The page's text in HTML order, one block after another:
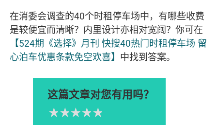
在消委会调查的40个时租停车场中，有哪些收费
是较便宜而清晰？内里设计亦相对宽阔？你可在
【524期《选择》月刊 快搜40热门时租停车场 留
心泊车优惠条款免空欢喜】 中找到答案。
这篇文章对您有用吗？
Please rate
4星
3星
2星
1星